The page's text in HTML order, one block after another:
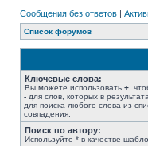
Сообщения без ответов |
Список форумов
Ключевые слова:
Вы можете использовать + ,
- для слов, которых в
для поиска любого слова из
совпадения.
Поиск по автору:
Используйте * в качестве